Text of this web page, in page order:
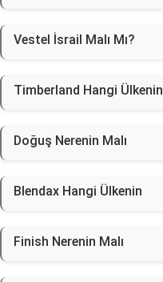
Vestel İsrail Malı Mı?
Timberland Hangi Ülkenin
Doğuş Nerenin Malı
Blendax Hangi Ülkenin
Finish Nerenin Malı